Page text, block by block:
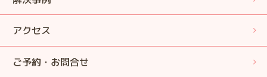
アクセス
ご予約・お問合せ